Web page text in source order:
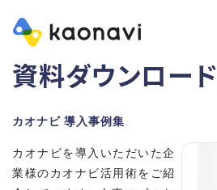
資料ダウンロード
カオナビ 導入事例集
カオナビを導入いただいた企
業様のカオナビ活用術をご紹